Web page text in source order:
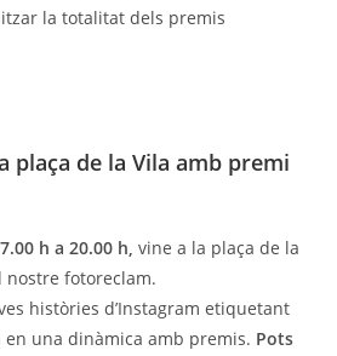
la totalitat dels premis
plaça de la Vila amb premi
h a 20.00 h, vine a la plaça de la
nostre fotoreclam.
històries d’Instagram etiquetant
una dinàmica amb premis. Pots